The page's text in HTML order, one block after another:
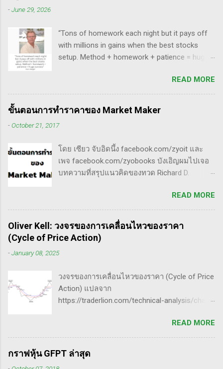
นี้นะ...
เมื่อเอามาใช้ร่วมกับวอลุ่ม ในคลิปนี้เธอจัดเต็ม
เรื่องของ gap ซึ่งถือว่าครบเครื่องเอามากๆ ทฤษฎี
gap ที่เกี่ยวข้องกับเวฟ มีดังนี้ Common gap ใน
มือที่หวงของ เพราะเขาจะตบขึ้น/ลงเพื่อให้เม่า
คายหุ้นคืน ยิ่งมีเยอะยิ่งน่าสนใจ gap ประเภทนี้มัก
จะมีการลงมาปิดในเวลาอีกไม่นาน เพราะราคายัง
ประเภท double three Breakaway gap เป็นการ
กระโดดข้ามเวฟสอง...
-June 29, 2026
“Tons of homework each night but it pays off
with millions in gains when the best stocks
setup. Method + homework + patience = huge
“การทำการบ้านอย่างหนักทุกคืน จะให้ผล
ตอบแทนเป็นผลกำไรมหาศาลเป็นล้านๆ เมื่อรวม
วิธีการที่พิสูจน์ได้ การบ้าน และความอดทนเข้า
เป็นการติดตามข่าวสาร การวิเคราะห์ทางเทคนิค
หรือปัจจัยพื้นฐาน การสแกนหุ้นที่มีศักยภาพเป็นผู้
ชนะในอนาคต การลงรายละเอียดในการวิเคราะห์
จังหวะที่เหมาะสมในการเข้าเทรด . - วิธีการที่
พิสูจน์แล้วว่าทำเงินได้จริงและทำซ้ำได้ตลอด
(Method): การมีระบบหรือกลยุทธ์ที่ชัดเจนในการ
เทรดเป็นสิ่งสำคัญ เพราะจะช่วยให้คุณไม่หลงลืม
(Patience): การรอคอยและไม่รีบร้อนถือเป็น
คุณสมบัติที่สำคัญในนักเทรด ความอดทนช่วยให้
คุณสามารถทนต่อความผันผวนของตลาดและรอ
คอยจังหวะที่ดี...
READ MORE
ขั้นตอนการทำราคาของ Market Maker
-October 21, 2017
โดย เซียว จับอิดนึ้ง facebook.com/zyoit และ
เพจ facebook.com/zyobooks บังเอิญผมไปเจอ
บทความที่สรุปแนวคิดของทวด Richard D.
เอง, ก็เลยอดตื่นใจไม่ได้กับข้อมูลที่เขาเขียนถึง "
How Manipulators Operate " ซึีงผมตีความว่ามัน
น่าเป็น " ขั้นตอนการทำราคาของ Market Maker "
พอได้สแกนคร่าวๆแล้วก็รู้สึกว่าน่าสนใจ เลย
พยายามแปลให้ตัวเองรู้เรื่อง แม้ว่าภาษาของแกจะ
อยู่ในระดับที่ตัวผมเองเข้าถึงยากมาก แต่ก็ด้วย
อาจจะไม่เป๊ะตามใจความที่เขาพยายามสื่อ แต่ก็
น่าจะพอเห็นภาพได้ในระดับหนึ่งครับ ใครที่ภาษา
อังกฤษคล่องๆ ก็ไปอ่านต้นฉบับได้ที่ลิ้งค์นี้นะ
3/01/21/book-review-of-stock-market-
technique-number-one-by-richard-d-wyckoff/
ขั้นตอนการทำราคาของ Market Maker 1) เลือก
READ MORE
Oliver Kell: วงจรของการเคลื่อนไหวของราคา
(Cycle of Price Action)
-January 08, 2025
วงจรของการเคลื่อนไหวของราคา (Cycle of Price
Action) แปลจาก
https://traderlion.com/technical-analysis/chart-
Oliver Kell เป็นนักเทรดที่ประสบความสำเร็จอย่าง
ยิ่งใหญ่ โดยเขาทำผลตอบแทนได้ถึง 941% ในการ
แข่งขันเทรด U.S. Investing Championship ปี
2020 ด้วยประสบการณ์การเทรดที่ยาวนาน เขา
READ MORE
กราฟหุ้น GFPT ล่าสุด